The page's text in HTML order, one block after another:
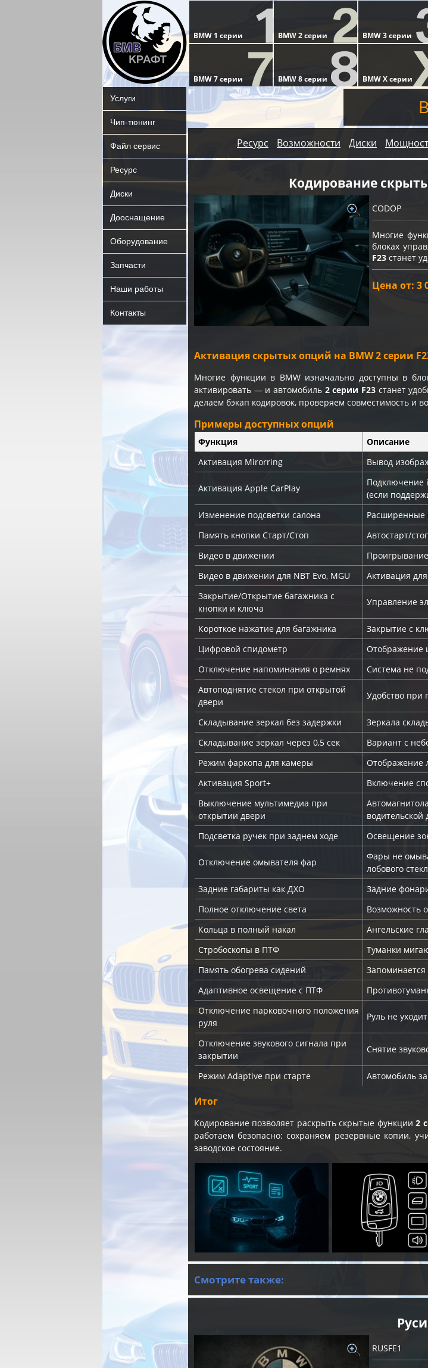
Услуги
Чип-тюнинг
Файл сервис
Ресурс
Диски
Дооснащение
Оборудование
Запчасти
Наши работы
Контакты
Ресурс Возможности Диски
Кодирование
CODOP
Многие
блоках
F23 станет
Цена от: 3
Активация скрытых опций на BMW 2 серии
Многие функции в BMW изначально доступны в
активировать — и автомобиль 2 серии F23станет
делаем бэкап кодировок, проверяем совместимость и
Примеры доступных опций
Функция
Описание
Активация Mirorring
Вывод
Активация Apple CarPlay
Подключение
(если
Изменение подсветки салона
Расширенные
Память кнопки Старт/Стоп
Автостарт/
Видео в движении
Проигрывание
Видео в движении для NBT Evo, MGU
Активация
Закрытие/Открытие багажника с
кнопки и ключа
Управление
Короткое нажатие для багажника
Закрытие с
Цифровой спидометр
Отображение
Отключение напоминания о ремнях
Система не
Автоподнятие стекол при открытой
двери
Удобство при
Складывание зеркал без задержки
Зеркала
Складывание зеркал через 0,5 сек
Вариант с
Режим фаркопа для камеры
Отображение
Активация Sport+
Включение
Выключение мультимедиа при
открытии двери
водительской
Подсветка ручек при заднем ходе
Освещение
Отключение омывателя фар
Фары не
лобового
Задние габариты как ДХО
Задние
Полное отключение света
Возможность
Кольца в полный накал
Ангельские
Стробоскопы в ПТФ
Туманки
Память обогрева сидений
Адаптивное освещение с ПТФ
Отключение парковочного положения
руля
Руль не
Отключение звукового сигнала при
закрытии
Снятие
Режим Adaptive при старте Автомобиль
Итог
Кодирование позволяет раскрыть скрытые функции2
работаем безопасно: сохраняем резервные копии,
заводское состояние.
Смотрите также:
RUSFE1